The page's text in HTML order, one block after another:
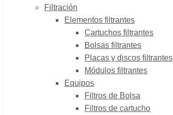
Filtración
Elementos filtrantes
Cartuchos filtrantes
Bolsas filtrantes
Placas y discos filtrantes
Módulos filtrantes
Equipos
Filtros de Bolsa
Filtros de cartucho